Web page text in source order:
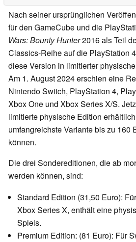
Nach seiner ursprünglichen
für den GameCube und die
Wars: Bounty Hunter2016 als Teil
Classics-Reihe auf die PlayStation
diese Version in limitierter
Am 1. August 2024 erschien eine
Nintendo Switch, PlayStation 4,
Xbox One und Xbox Series X/S.
limitierte physische Edition
umfangreichste Variante bis zu 160
können.
Die drei Sondereditionen, die ab
werden können, sind:
Standard Edition (31,50 Euro):
Xbox Series X, enthält eine
Spiels.
Premium Edition: (81 Euro): Für